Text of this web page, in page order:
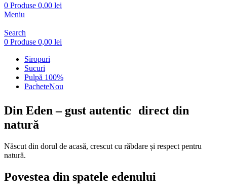
0 Produse 0,00 lei
Meniu
Search
0 Produse 0,00 lei
Siropuri
Sucuri
Pulpă 100%
PacheteNou
Din Eden – gust autentic direct din
natură
Născut din dorul de acasă, crescut cu răbdare și respect pentru
natură.
Povestea din spatele edenului